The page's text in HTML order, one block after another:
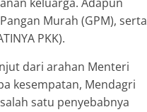
Murah (GPM), serta
PKK).
dari arahan Menteri
kesempatan, Mendagri
satu penyebabnya